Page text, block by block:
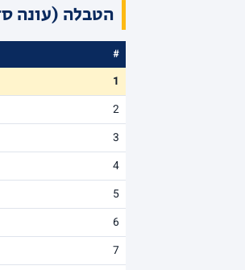
הטבלה (עונה
#
1
2
3
4
5
6
7